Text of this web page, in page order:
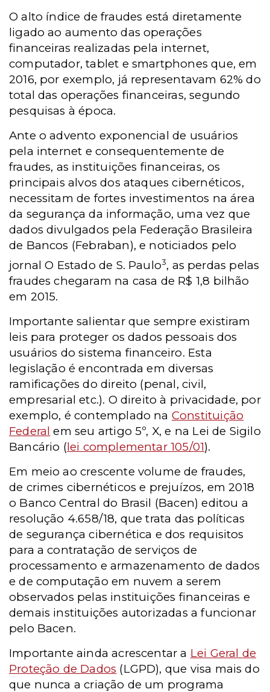
O alto índice de fraudes está diretamente
ligado ao aumento das operações
financeiras realizadas pela internet,
computador, tablet e smartphones que, em
2016, por exemplo, já representavam 62% do
total das operações financeiras, segundo
pesquisas à época.
Ante o advento exponencial de usuários
pela internet e consequentemente de
fraudes, as instituições financeiras, os
principais alvos dos ataques cibernéticos,
necessitam de fortes investimentos na área
da segurança da informação, uma vez que
dados divulgados pela Federação Brasileira
de Bancos (Febraban), e noticiados pelo
jornal O Estado de S. Paulo3, as perdas pelas
fraudes chegaram na casa de R$ 1,8 bilhão
em 2015.
Importante salientar que sempre existiram
leis para proteger os dados pessoais dos
usuários do sistema financeiro. Esta
legislação é encontrada em diversas
ramificações do direito (penal, civil,
empresarial etc.). O direito à privacidade, por
exemplo, é contemplado na Constituição
Federal em seu artigo 5º, X, e na Lei de Sigilo
Bancário (lei complementar 105/01).
Em meio ao crescente volume de fraudes,
de crimes cibernéticos e prejuízos, em 2018
o Banco Central do Brasil (Bacen) editou a
resolução 4.658/18, que trata das políticas
de segurança cibernética e dos requisitos
para a contratação de serviços de
processamento e armazenamento de dados
e de computação em nuvem a serem
observados pelas instituições financeiras e
demais instituições autorizadas a funcionar
pelo Bacen.
Importante ainda acrescentar a Lei Geral de
Proteção de Dados (LGPD), que visa mais do
que nunca a criação de um programa